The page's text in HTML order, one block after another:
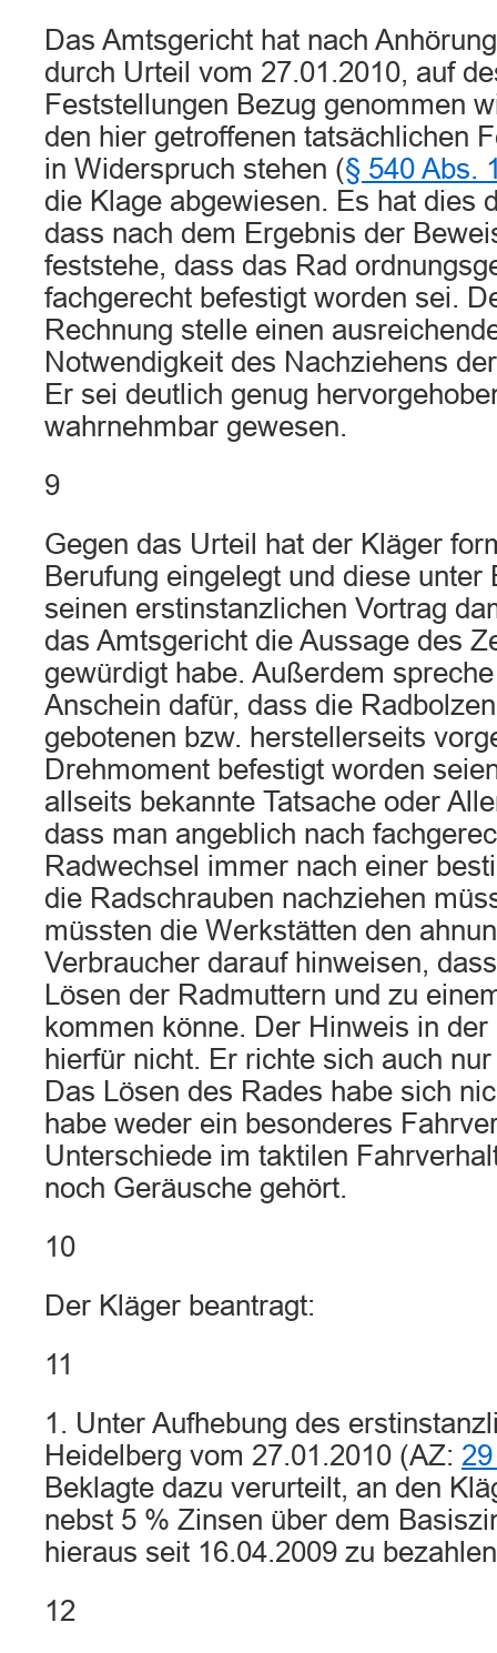
Das Amtsgericht hat nach
durch Urteil vom 27.01.2010, auf
Feststellungen Bezug genommen
den hier getroffenen tatsächlichen
in Widerspruch stehen (§ 540 Abs.
die Klage abgewiesen. Es hat dies
dass nach dem Ergebnis der
feststehe, dass das Rad
fachgerecht befestigt worden sei.
Rechnung stelle einen
Notwendigkeit des Nachziehens
Er sei deutlich genug
wahrnehmbar gewesen.
9
Gegen das Urteil hat der Kläger
Berufung eingelegt und diese unter
seinen erstinstanzlichen Vortrag
das Amtsgericht die Aussage des
gewürdigt habe. Außerdem
Anschein dafür, dass die
gebotenen bzw. herstellerseits
Drehmoment befestigt worden
allseits bekannte Tatsache oder
dass man angeblich nach
Radwechsel immer nach einer
die Radschrauben nachziehen
müssten die Werkstätten den
Verbraucher darauf hinweisen,
Lösen der Radmuttern und zu
kommen könne. Der Hinweis in
hierfür nicht. Er richte sich auch
Das Lösen des Rades habe sich
habe weder ein besonderes
Unterschiede im taktilen
noch Geräusche gehört.
10
Der Kläger beantragt:
11
1. Unter Aufhebung des
Heidelberg vom 27.01.2010 (AZ:
Beklagte dazu verurteilt, an den
nebst 5 % Zinsen über dem
hieraus seit 16.04.2009 zu
12